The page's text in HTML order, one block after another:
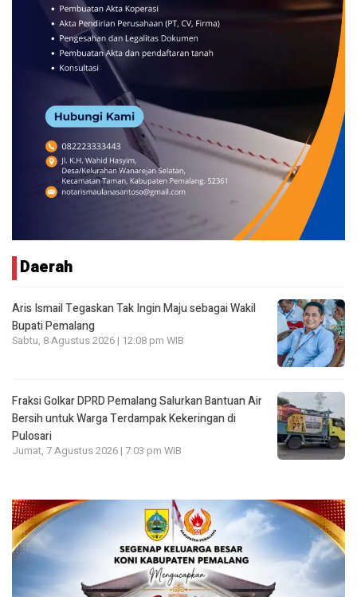
Daerah
Aris Ismail Tegaskan Tak Ingin Maju sebagai Wakil
Bupati Pemalang
Sabtu, 8 Agustus 2026 | 12:08 pm WIB
Fraksi Golkar DPRD Pemalang Salurkan Bantuan Air
Bersih untuk Warga Terdampak Kekeringan di
Pulosari
Jumat, 7 Agustus 2026 | 7:03 pm WIB